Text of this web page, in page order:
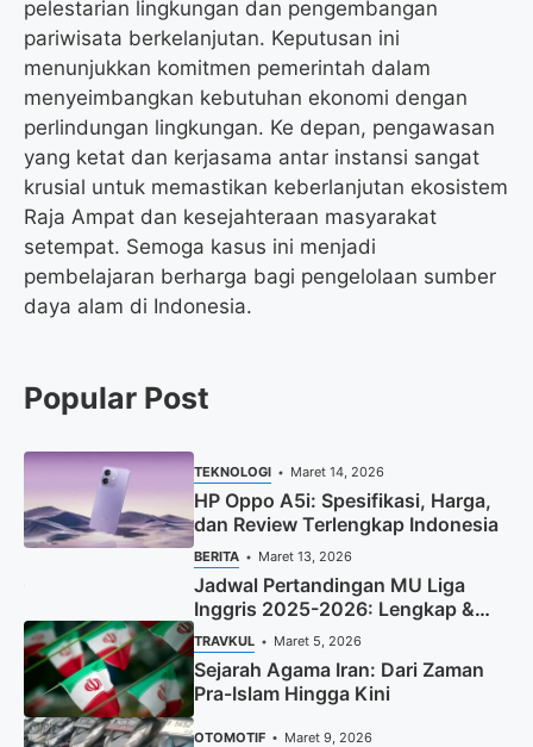
pelestarian lingkungan dan pengembangan
pariwisata berkelanjutan. Keputusan ini
menunjukkan komitmen pemerintah dalam
menyeimbangkan kebutuhan ekonomi dengan
perlindungan lingkungan. Ke depan, pengawasan
yang ketat dan kerjasama antar instansi sangat
krusial untuk memastikan keberlanjutan ekosistem
Raja Ampat dan kesejahteraan masyarakat
setempat. Semoga kasus ini menjadi
pembelajaran berharga bagi pengelolaan sumber
daya alam di Indonesia.
Popular Post
TEKNOLOGI Maret 14, 2026
HP Oppo A5i: Spesifikasi, Harga,
dan Review Terlengkap Indonesia
BERITA Maret 13, 2026
Jadwal Pertandingan MU Liga
Inggris 2025-2026: Lengkap &
Terbaru
TRAVKUL Maret 5, 2026
Sejarah Agama Iran: Dari Zaman
Pra-Islam Hingga Kini
OTOMOTIF Maret 9, 2026